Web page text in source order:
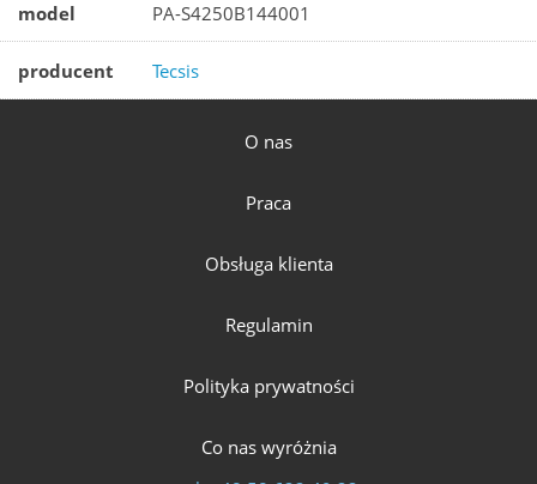
model PA-S4250B144001
producent Tecsis
O nas
Praca
Obsługa klienta
Regulamin
Polityka prywatności
Co nas wyróżnia